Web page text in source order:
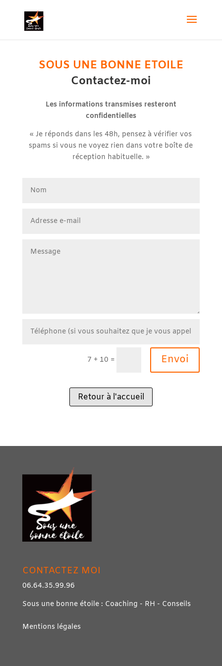
SOUS UNE BONNE ETOILE
Contactez-moi
Les informations transmises resteront
confidentielles
« Je réponds dans les 48h, pensez à vérifier vos
spams si vous ne voyez rien dans votre boîte de
réception habituelle. »
7 + 10 = Envoi
Retour à l'accueil
CONTACTEZ MOI
06.64.35.99.96
Sous une bonne étoile : Coaching - RH - Conseils
Mentions légales